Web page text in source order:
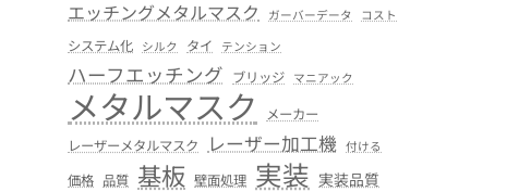
エッチングメタルマスク ガーバーデータ コスト
システム化 シルク タイ テンション
ハーフエッチング ブリッジ マニアック
メタルマスク
メーカー
レーザーメタルマスク
レーザー加工機 付ける
価格 品質 基板 壁面処理 実装 実装品質